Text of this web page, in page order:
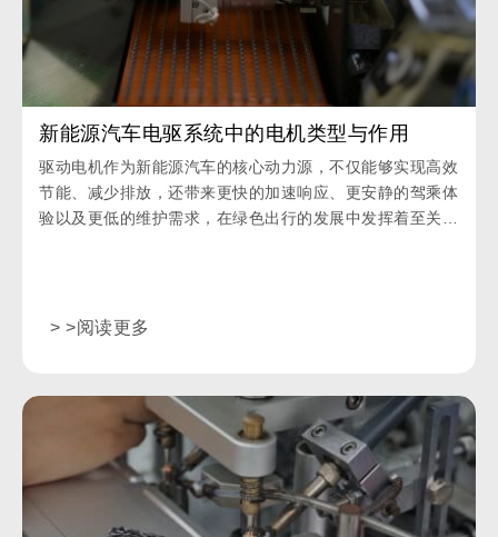
新能源汽车电驱系统中的电机类型与作用
驱动电机作为新能源汽车的核心动力源，不仅能够实现高效
节能、减少排放，还带来更快的加速响应、更安静的驾乘体
验以及更低的维护需求，在绿色出行的发展中发挥着至关重
> >阅读更多